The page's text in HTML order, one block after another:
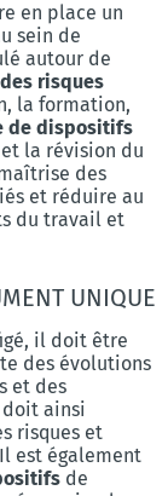
en place un
sein de
autour de
risques
la formation,
de dispositifs
la révision du
des
et réduire au
du travail et
UNIQUE
il doit être
des évolutions
et des
doit ainsi
risques et
est également
de